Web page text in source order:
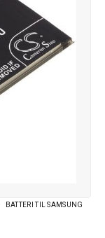
BATTERI TIL SAMSUNG